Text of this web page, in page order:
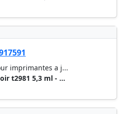
imprimantes a j...
t7902 xl (2000 ...